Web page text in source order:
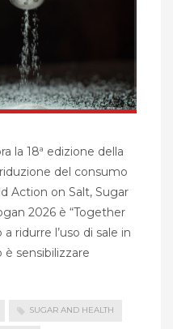
la 18ª edizione della
del consumo
Action on Salt, Sugar
2026 è “Together
ridurre l’uso di sale in
è sensibilizzare
SUGAR AND HEALTH